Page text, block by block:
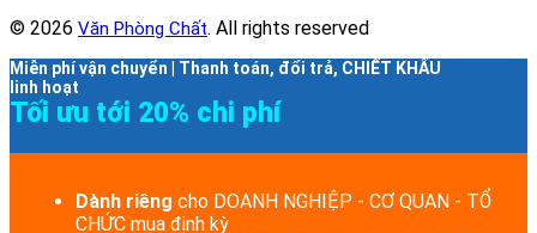
© 2026 Văn Phòng Chất. All rights reserved
Miễn phí vận chuyển | Thanh toán, đổi trả, CHIẾT KHẤU
linh hoạt
Tối ưu tới 20% chi phí
Dành riêng cho DOANH NGHIỆP - CƠ QUAN - TỔ
CHỨC mua định kỳ